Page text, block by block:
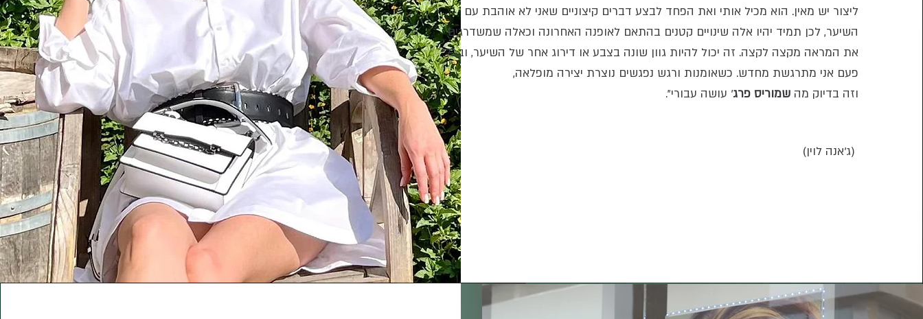
ליצור יש מאין. הוא מכיל אותי ואת הפחד לבצע דברים קיצוניים שאני לא אוהבת עם
השיער, לכן תמיד יהיו אלה שינויים קטנים בהתאם לאופנה האחרונה וכאלה שמשדרגים
את המראה מקצה לקצה. זה יכול להיות גוון שונה בצבע או דירוג אחר של השיער, ובכל
פעם אני מתרגשת מחדש. כשאומנות ורגש נפגשים נוצרת יצירה מופלאה,
וזה בדיוק מהשמוריס פרג' עושה עבורי".
(ג'אנה לוין)